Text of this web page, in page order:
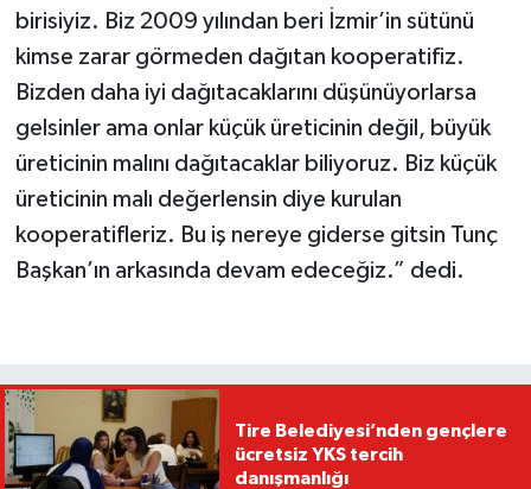
birisiyiz. Biz 2009 yılından beri İzmir’in sütünü
kimse zarar görmeden dağıtan kooperatifiz.
Bizden daha iyi dağıtacaklarını düşünüyorlarsa
gelsinler ama onlar küçük üreticinin değil, büyük
üreticinin malını dağıtacaklar biliyoruz. Biz küçük
üreticinin malı değerlensin diye kurulan
kooperatifleriz. Bu iş nereye giderse gitsin Tunç
Başkan’ın arkasında devam edeceğiz.” dedi.
Tire Belediyesi’nden gençlere
ücretsiz YKS tercih
danışmanlığı